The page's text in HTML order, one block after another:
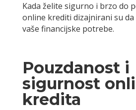
Kada želite sigurno i brzo do
online krediti dizajnirani su
vaše financijske potrebe.
Pouzdanost i
sigurnost
kredita